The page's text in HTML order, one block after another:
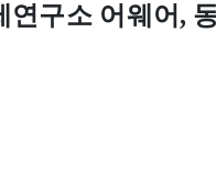
연구소 어웨어 ,